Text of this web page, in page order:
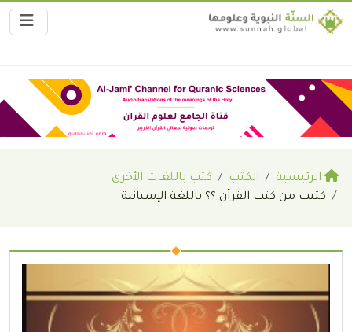
الرئيسية الكتب
كتب باللغات الأخرى
كتيب من كتب القرآن ؟؟ باللغة الإسبانية